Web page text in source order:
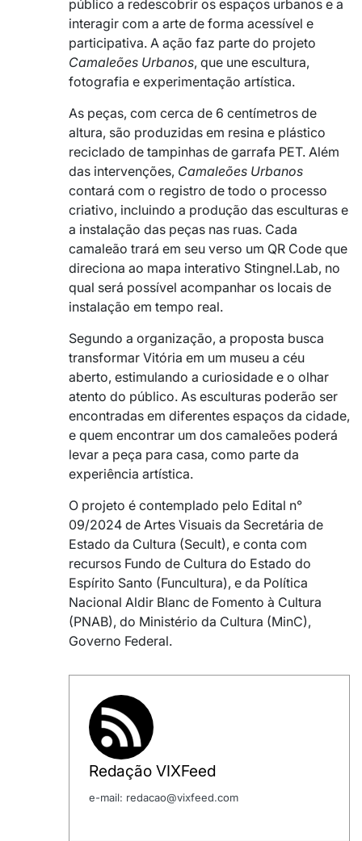
público a redescobrir os espaços urbanos e a
interagir com a arte de forma acessível e
participativa. A ação faz parte do projeto
Camaleões Urbanos, que une escultura,
fotografia e experimentação artística.
As peças, com cerca de 6 centímetros de
altura, são produzidas em resina e plástico
reciclado de tampinhas de garrafa PET. Além
das intervenções, Camaleões Urbanos
contará com o registro de todo o processo
criativo, incluindo a produção das esculturas e
a instalação das peças nas ruas. Cada
camaleão trará em seu verso um QR Code que
direciona ao mapa interativo Stingnel.Lab, no
qual será possível acompanhar os locais de
instalação em tempo real.
Segundo a organização, a proposta busca
transformar Vitória em um museu a céu
aberto, estimulando a curiosidade e o olhar
atento do público. As esculturas poderão ser
encontradas em diferentes espaços da cidade,
e quem encontrar um dos camaleões poderá
levar a peça para casa, como parte da
experiência artística.
O projeto é contemplado pelo Edital n°
09/2024 de Artes Visuais da Secretária de
Estado da Cultura (Secult), e conta com
recursos Fundo de Cultura do Estado do
Espírito Santo (Funcultura), e da Política
Nacional Aldir Blanc de Fomento à Cultura
(PNAB), do Ministério da Cultura (MinC),
Governo Federal.
Redação VIXFeed
e-mail: redacao@vixfeed.com